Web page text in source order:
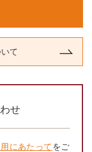
て
せ
にあたってをご